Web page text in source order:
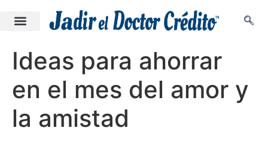
Ideas para ahorrar
en el mes del amor y
la amistad